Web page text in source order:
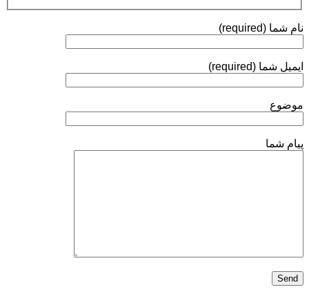
ولو
نیکل
نام شما (required)
ایمیل شما (required)
موضوع
پیام شما